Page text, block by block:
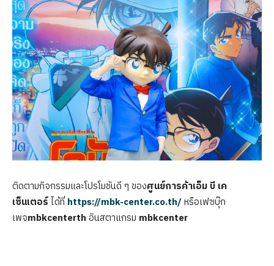
ติดตามกิจกรรมและโปรโมชันดี ๆ ของศูนย์การค้าเอ็ม บี เค
เซ็นเตอร์ได้ที่ https://mbk-center.co.th/หรือเฟซบุ๊ก
เพจmbkcenterth อินสตาแกรม mbkcenter